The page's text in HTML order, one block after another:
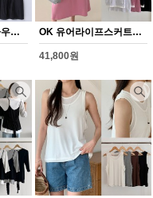
LY 리본핀탁줄블라우스(Y354H608) OK 유어라이프스커트세트(Y355H608)
41,800원